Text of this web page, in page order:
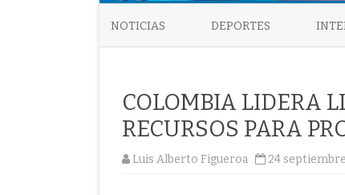
NOTICIAS DEPORTES
COLOMBIA LIDERA
RECURSOS PARA
Luis Alberto Figueroa 24